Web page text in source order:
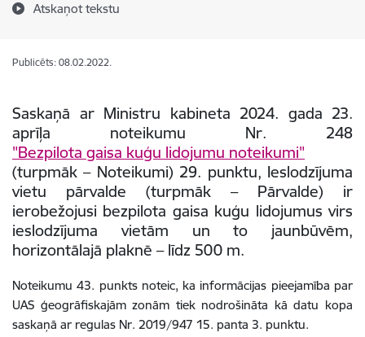
Atskaņot tekstu
Publicēts: 08.02.2022.
Saskaņā ar Ministru kabineta 2024. gada 23.
aprīļa noteikumu Nr. 248
"Bezpilota gaisa kuģu lidojumu noteikumi"
(turpmāk – Noteikumi) 29. punktu, Ieslodzījuma
vietu pārvalde (turpmāk – Pārvalde) ir
ierobežojusi bezpilota gaisa kuģu lidojumus virs
ieslodzījuma vietām un to jaunbūvēm,
horizontālajā plaknē – līdz 500 m.
Noteikumu 43. punkts noteic, ka informācijas pieejamība par
UAS ģeogrāfiskajām zonām tiek nodrošināta kā datu kopa
saskaņā ar regulas Nr. 2019/947 15. panta 3. punktu.